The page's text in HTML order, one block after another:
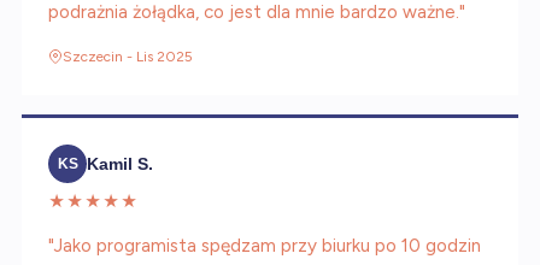
podrażnia żołądka, co jest dla mnie bardzo ważne."
Szczecin - Lis 2025
KS
Kamil S.
★★★★★
"Jako programista spędzam przy biurku po 10 godzin